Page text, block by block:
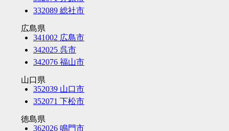
332089 総社市
広島県
341002 広島市
342025 呉市
342076 福山市
山口県
352039 山口市
352071 下松市
徳島県
362026 鳴門市